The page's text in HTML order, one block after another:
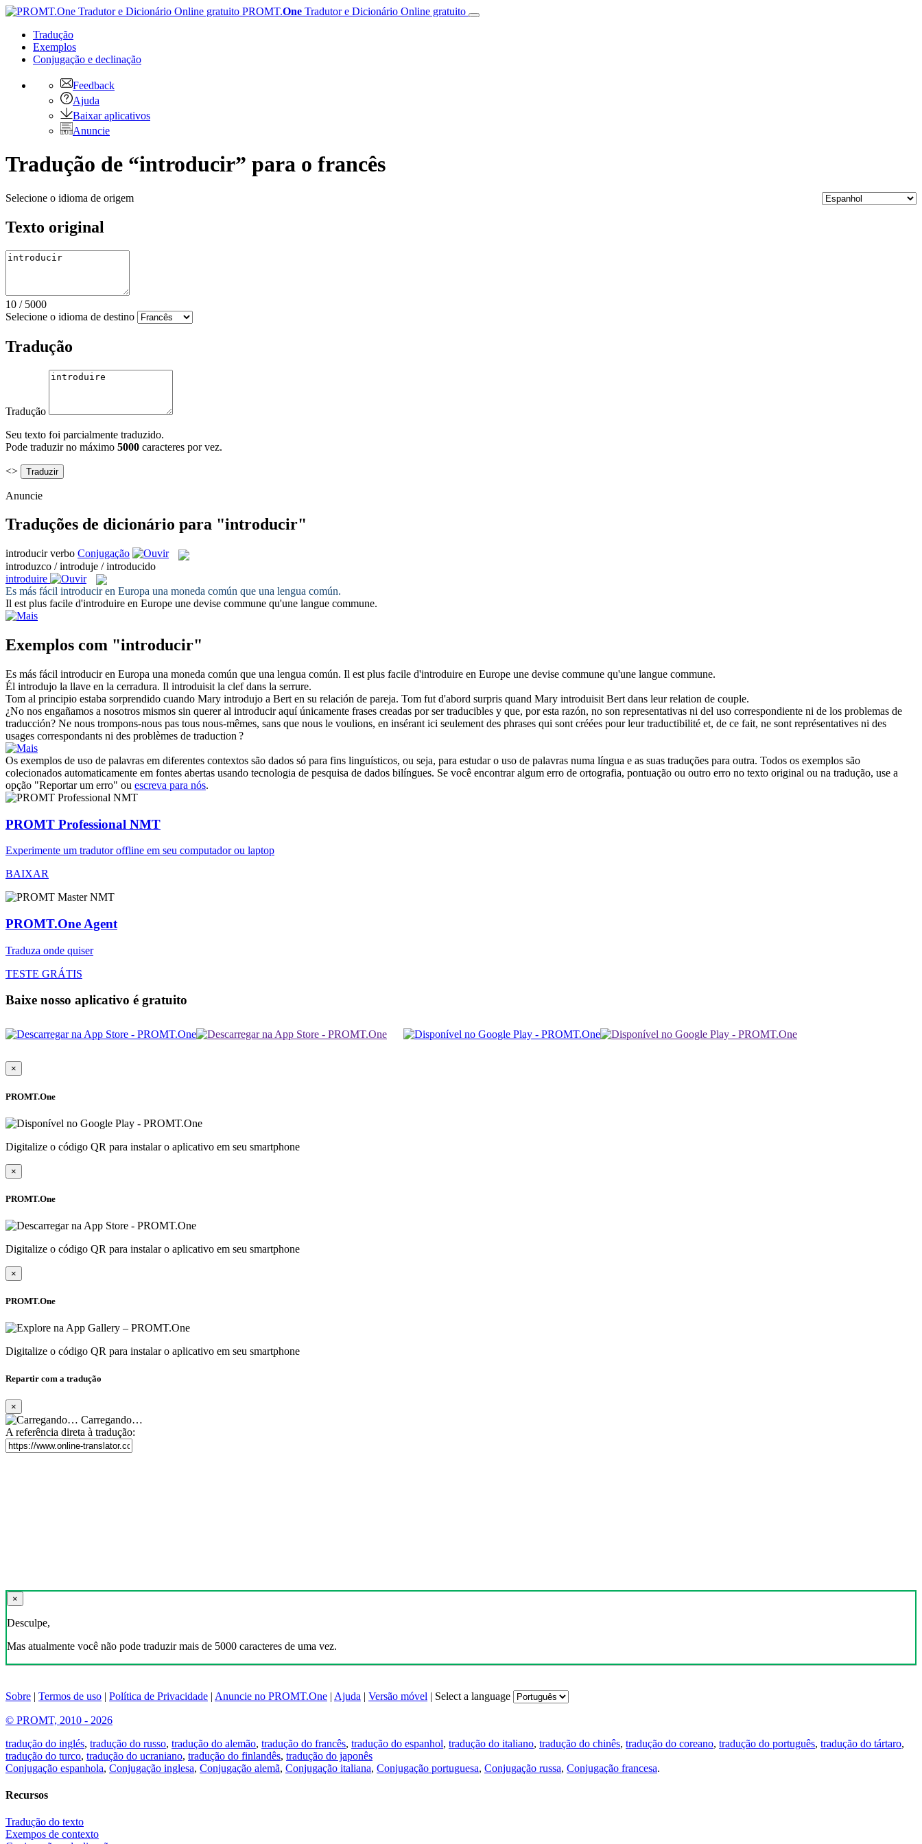
PROMT.One Tradutor e Dicionário Online gratuito
Tradução
Exemplos
Conjugação e declinação
Feedback
Ajuda
Baixar aplicativos
Anuncie
Tradução de “introducir” para o francês
Selecione o idioma de origem
Texto original
10 / 5000
Selecione o idioma de destino
Tradução
Tradução
Seu texto foi parcialmente traduzido.
Pode traduzir no máximo 5000 caracteres por vez.
<>
Anuncie
Traduções de dicionário para "introducir"
introducir verbo Conjugação
introduzco / introduje / introducido
introduire
Es más fácil introduciren Europa una moneda común que una lengua común.
Il est plus facile d'introduire en Europe une devise commune qu'une langue commune.
Exemplos com "introducir"
Es más fácil introduciren Europa una moneda común que una lengua común. Il est plus facile d'introduire en Europe une devise commune qu'une langue commune.
Él introdujo la llave en la cerradura. Il introduisit la clef dans la serrure.
Tom al principio estaba sorprendido cuando Mary introdujo a Bert en su relación de pareja. Tom fut d'abord surpris quand Mary introduisit Bert dans leur relation de couple.
¿No nos engañamos a nosotros mismos sin querer al introduciraquí únicamente frases creadas por ser traducibles y que, por esta razón, no son representativas ni del uso correspondiente ni de los problemas de
traducción? Ne nous trompons-nous pas tous nous-mêmes, sans que nous le voulions, en insérant ici seulement des phrases qui sont créées pour leur traductibilité et, de ce fait, ne sont représentatives ni des
usages correspondants ni des problèmes de traduction ?
Os exemplos de uso de palavras em diferentes contextos são dados só para fins linguísticos, ou seja, para estudar o uso de palavras numa língua e as suas traduções para outra. Todos os exemplos são
colecionados automaticamente em fontes abertas usando tecnologia de pesquisa de dados bilíngues. Se você encontrar algum erro de ortografia, pontuação ou outro erro no texto original ou na tradução, use a
opção "Reportar um erro" ou escreva para nós.
PROMT Professional NMT
Experimente um tradutor offline em seu computador ou laptop
BAIXAR
PROMT.One Agent
Traduza onde quiser
TESTE GRÁTIS
Baixe nosso aplicativo é gratuito
×
PROMT.One
Digitalize o código QR para instalar o aplicativo em seu smartphone
×
PROMT.One
Digitalize o código QR para instalar o aplicativo em seu smartphone
×
PROMT.One
Digitalize o código QR para instalar o aplicativo em seu smartphone
Repartir com a tradução
×
Carregando…
A referência direta à tradução:
×
Desculpe,
Mas atualmente você não pode traduzir mais de 5000 caracteres de uma vez.
Sobre | Termos de uso | Política de Privacidade | Anuncie no PROMT.One | Ajuda | Versão móvel | Select a language
© PROMT, 2010 - 2026
tradução do inglés, tradução do russo, tradução do alemão, tradução do francês, tradução do espanhol, tradução do italiano, tradução do chinês, tradução do coreano, tradução do português, tradução do tártaro,
tradução do turco, tradução do ucraniano, tradução do finlandês, tradução do japonês
Conjugação espanhola, Conjugação inglesa, Conjugação alemã, Conjugação italiana, Conjugação portuguesa, Conjugação russa, Conjugação francesa.
Recursos
Tradução do texto
Exempos de contexto